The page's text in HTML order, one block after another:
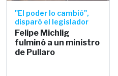
"El poder lo cambió",
disparó el legislador
Felipe Michlig
fulminó a un ministro
de Pullaro